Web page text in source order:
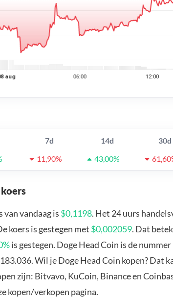
7d 14d 30d
11,90% 43,00%
van vandaag is $0,1198. Het 24 uurs
koers is gestegen met $0,002059. Dat
is gestegen. Doge Head Coin is de
Wil je Doge Head Coin kopen? Dat
zijn: Bitvavo, KuCoin, Binance en
kopen/verkopen pagina.